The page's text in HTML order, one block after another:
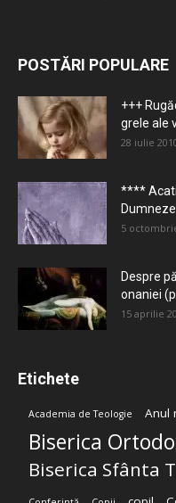
POSTĂRI POPULARE
+++
grele ale
28 iulie
****
5
Despre
onaniei
15 aprilie
Etichete
Academia de Teologie Anul
Biserica
Biserica Sfânta